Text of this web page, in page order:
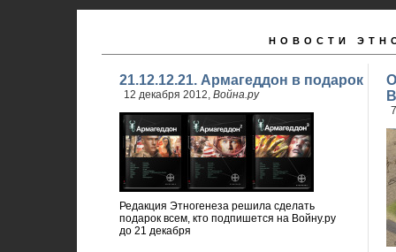
НОВОСТИ
21.12.12.21. Армагеддон в подарок
12 декабря 2012, Война.ру
Редакция Этногенеза решила сделать
подарок всем, кто подпишется на Войну.ру
до 21 декабря